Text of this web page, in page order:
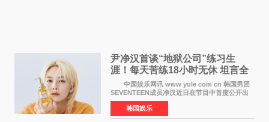
尹净汉首谈“地狱公司”练习生
涯！每天苦练18小时无休 坦言全
靠成员撑过来
中国娱乐网讯 www yule com cn 韩国男团
SEVENTEEN成员净汉近日在节目中首度公开出
道前的残酷练习生经历，并提及经纪公司Pledis
娱乐，引发广泛关注。 在8月2日播出的日本
TBS综艺节目《周
韩国娱乐